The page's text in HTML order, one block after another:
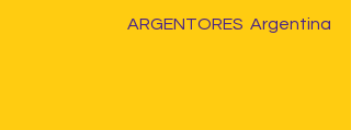
ARGENTORES  Argentina